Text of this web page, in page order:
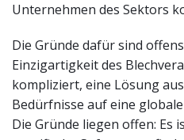
Unternehmen des Sektors
Die Gründe dafür sind
Einzigartigkeit des
kompliziert, eine Lösung
Bedürfnisse auf eine
Die Gründe liegen offen: Es